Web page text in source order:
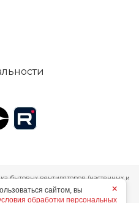
бытовых вентиляторов (настенных и
маркетинговых
2025 г. ERA Group (ООО «ЭРА»)
×
сайтом, вы
обработки персональных